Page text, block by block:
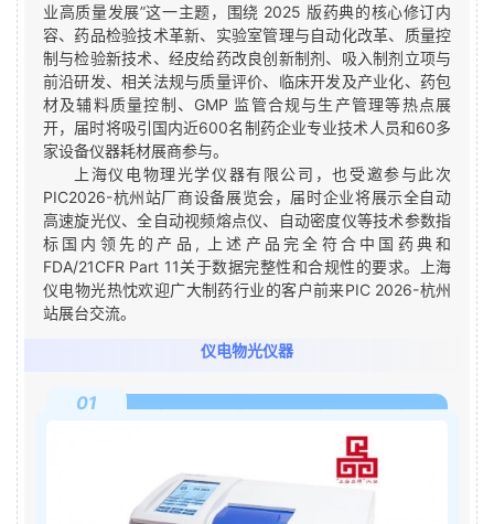
业高质量发展”这一主题，围绕 2025 版药典的核心修订内
容、药品检验技术革新、实验室管理与自动化改革、质量控
制与检验新技术、经皮给药改良创新制剂、吸入制剂立项与
前沿研发、相关法规与质量评价、临床开发及产业化、药包
材及辅料质量控制、GMP 监管合规与生产管理等热点展
开，届时将吸引国内近600名制药企业专业技术人员和60多
家设备仪器耗材展商参与。
上海仪电物理光学仪器有限公司，也受邀参与此次
PIC2026-杭州站厂商设备展览会，届时企业将展示全自动
高速旋光仪、全自动视频熔点仪、自动密度仪等技术参数指
标国内领先的产品, 上述产品完全符合中国药典和
FDA/21CFR Part 11关于数据完整性和合规性的要求。上海
仪电物光热忱欢迎广大制药行业的客户前来PIC 2026-杭州
站展台交流。
仪电物光仪器
01